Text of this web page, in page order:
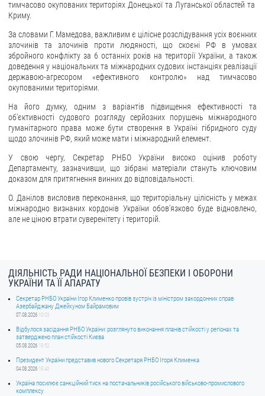
Відеогалерея
Звернення громадян
Електронне звернення
ДОСТУП ДО ПУБЛІЧНОЇ ІНФОРМАЦІЇ
Організація доступу до публічної інформації
Запит на отримання публічної інформації
Питання запобігання корупції
Публічні закупівлі
Внутрішній аудит
ДЕРЖАВНИЙ РЕЄСТР САНКЦІЙ
тимчасово окупованих територіях Донецької та Луганської областей та
Криму.
За словами Г. Мамедова, важливим є цілісне розслідування усіх воєнних
злочинів та злочинів проти людяності, що скоєні РФ в умовах
збройного конфлікту за 6 останніх років на території України, а також
доведення у національних та міжнародних судових інстанціях реалізації
державою-агресором «ефективного контролю» над тимчасово
окупованими територіями.
На його думку, одним з варіантів підвищення ефективності та
об’єктивності судового розгляду серйозних порушень міжнародного
гуманітарного права може бути створення в Україні гібридного суду
щодо злочинів РФ, який може мати і міжнародний елемент.
У свою чергу, Секретар РНБО України високо оцінив роботу
Департаменту, зазначивши, що зібрані матеріали стануть ключовим
доказом для притягнення винних до відповідальності.
О. Данілов висловив переконання, що територіальну цілісність у межах
міжнародно визнаних кордонів України обов’язково буде відновлено,
але не ціною втрати суверенітету і територій.
ДІЯЛЬНІСТЬ РАДИ НАЦІОНАЛЬНОЇ БЕЗПЕКИ І ОБОРОНИ
УКРАЇНИ ТА ЇЇ АПАРАТУ
Секретар РНБО України Ігор Клименко провів зустріч із міністром закордонних справ
Азербайджану Джейхуном Байрамовим
07.08.2026 10:03
Відбулося засідання РНБО України: розглянуто виконання планів стійкості у регіонах та
затверджено план стійкості Києва
05.08.2026 19:52
Президент України представив нового Секретаря РНБО Ігоря Клименка
04.08.2026 18:40
Україна посилює санкційний тиск на постачальників російського військово-промислового
комплексу